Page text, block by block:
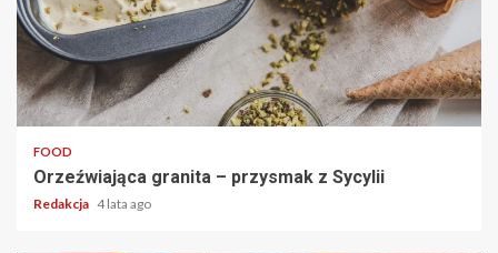
2 min read
FOOD
Orzeźwiająca granita – przysmak z Sycylii
Redakcja 4 lata ago